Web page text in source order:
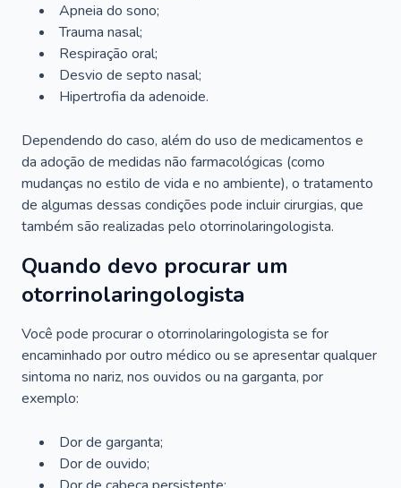
Apneia do sono;
Trauma nasal;
Respiração oral;
Desvio de septo nasal;
Hipertrofia da adenoide.
Dependendo do caso, além do uso de medicamentos e
da adoção de medidas não farmacológicas (como
mudanças no estilo de vida e no ambiente), o tratamento
de algumas dessas condições pode incluir cirurgias, que
também são realizadas pelo otorrinolaringologista.
Quando devo procurar um
otorrinolaringologista
Você pode procurar o otorrinolaringologista se for
encaminhado por outro médico ou se apresentar qualquer
sintoma no nariz, nos ouvidos ou na garganta, por
exemplo:
Dor de garganta;
Dor de ouvido;